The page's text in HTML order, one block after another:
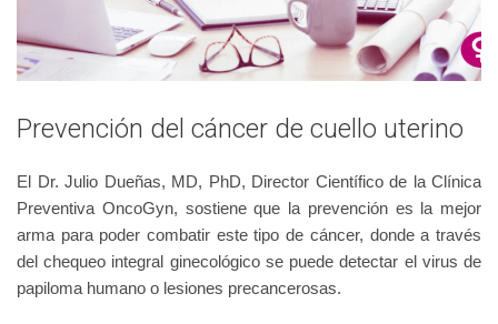
Prevención del cáncer de cuello uterino
El Dr. Julio Dueñas, MD, PhD, Director Científico de la Clínica
Preventiva OncoGyn, sostiene que la prevención es la mejor
arma para poder combatir este tipo de cáncer, donde a través
del chequeo integral ginecológico se puede detectar el virus de
papiloma humano o lesiones precancerosas.